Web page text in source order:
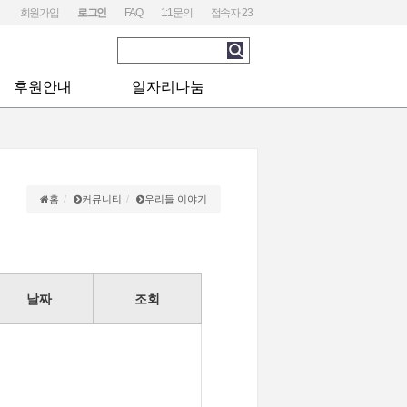
회원가입 로그인 FAQ 1:1문의 접속자23
후원안내
후원게시판
일자리나눔
홈 커뮤니티 우리들 이야기
날짜 조회